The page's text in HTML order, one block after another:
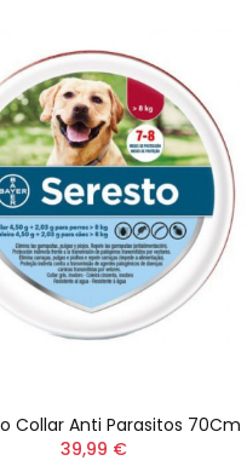
Collar Anti Parasitos 70Cm
39,99 €